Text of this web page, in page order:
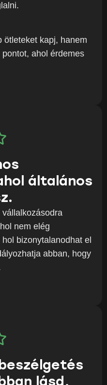
ötleteket kapj, hanem
ahol érdemes
általános
nem elég
bizonytalanodhat el
abban, hogy
lásd,